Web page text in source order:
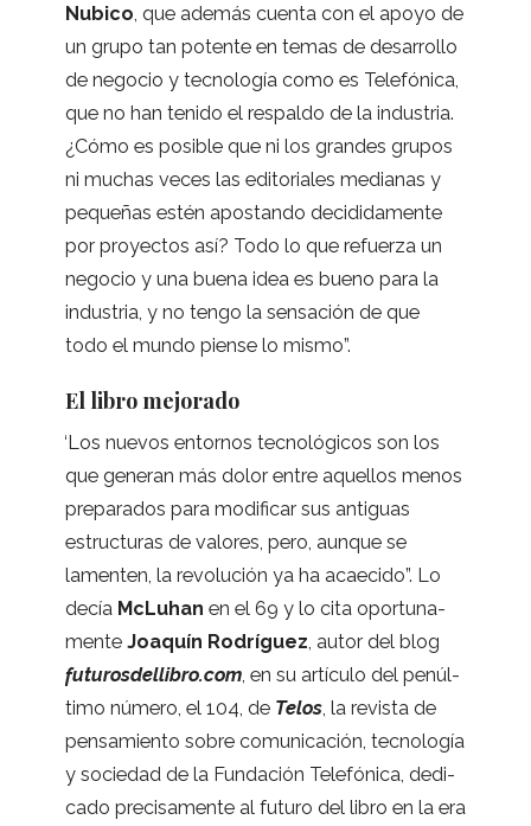
Nubico , que ade­más cuenta con el apoyo de
un grupo tan potente en temas de desa­rro­llo
de nego­cio y tec­no­lo­gía como es Tele­fó­nica,
que no han tenido el res­paldo de la indus­tria.
¿Cómo es posi­ble que ni los gran­des gru­pos
ni muchas veces las edi­to­ria­les media­nas y
peque­ñas estén apos­tando deci­di­da­mente
por pro­yec­tos así? Todo lo que refuerza un
nego­cio y una buena idea es bueno para la
indus­tria, y no tengo la sen­sa­ción de que
todo el mundo piense lo mismo”.
El libro mejorado
“Los nue­vos entor­nos tec­no­ló­gi­cos son los
que gene­ran más dolor entre aque­llos menos
pre­pa­ra­dos para modi­fi­car sus anti­guas
estruc­tu­ras de valo­res, pero, aun­que se
lamen­ten, la revo­lu­ción ya ha acae­cido”. Lo
decía McLuhan en el 69 y lo cita opor­tu­na­
mente Joa­quín Rodrí­guez , autor del blog
futu​ros​de​lli​bro​.com, en su artículo del penúl­
timo número, el 104, de Telos, la revista de
pen­sa­miento sobre comu­ni­ca­ción, tec­no­lo­gía
y socie­dad de la Fun­da­ción Tele­fó­nica, dedi­
cado pre­ci­sa­mente al futuro del libro en la era